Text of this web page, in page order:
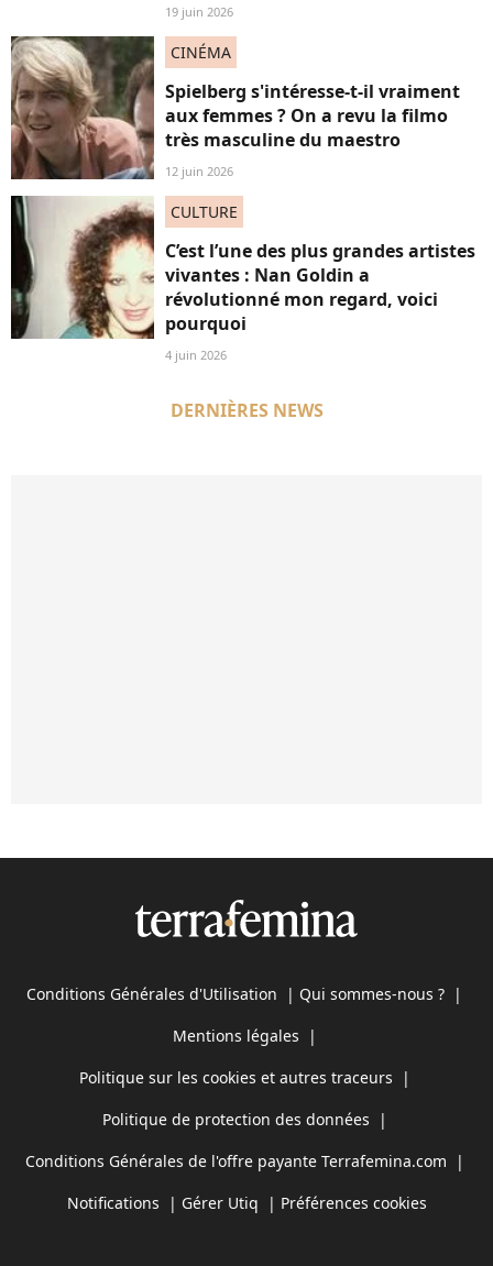
19 juin 2026
CINÉMA
Spielberg s'intéresse-t-il vraiment
aux femmes ? On a revu la filmo
très masculine du maestro
12 juin 2026
CULTURE
C’est l’une des plus grandes artistes
vivantes : Nan Goldin a
révolutionné mon regard, voici
pourquoi
4 juin 2026
DERNIÈRES NEWS
Conditions Générales d'Utilisation | Qui sommes-nous ? |
Mentions légales |
Politique sur les cookies et autres traceurs |
Politique de protection des données |
Conditions Générales de l'offre payante Terrafemina.com |
Notifications | Gérer Utiq | Préférences cookies